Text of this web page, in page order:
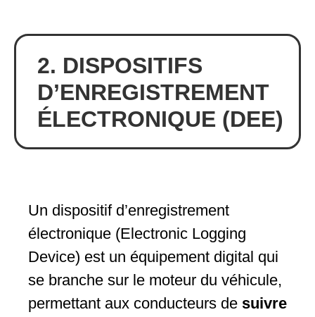
2. DISPOSITIFS
D’ENREGISTREMENT
ÉLECTRONIQUE (DEE)
Un dispositif d’enregistrement
électronique (Electronic Logging
Device) est un équipement digital qui
se branche sur le moteur du véhicule,
permettant aux conducteurs de suivre